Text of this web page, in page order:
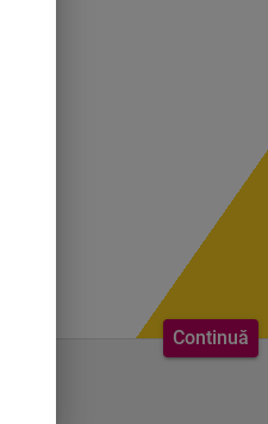
Continuă